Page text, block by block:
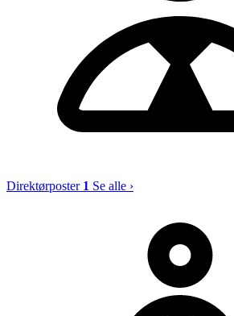
Direktørposter 1 Se alle ›